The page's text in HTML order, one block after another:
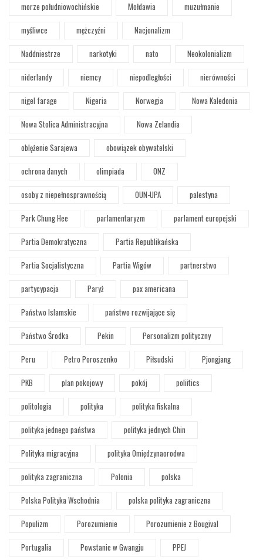
morze południowochińskie
Mołdawia
muzułmanie
myśliwce
mężczyźni
Nacjonalizm
Naddniestrze
narkotyki nato
Neokolonializm
niderlandy
niemcy niepodległości
nierówności
nigel farage
Nigeria Norwegia
Nowa Kaledonia
Nowa Stolica Administracyjna
Nowa Zelandia
oblężenie Sarajewa
obowiązek obywatelski
ochrona danych
olimpiada
ONZ
osoby z niepełnosprawnością
OUN-UPA
palestyna
Park Chung Hee
parlamentaryzm
parlament europejski
Partia Demokratyczna
Partia Republikańska
Partia Socjalistyczna
Partia Wigów
partnerstwo
partycypacja
Paryż
pax americana
Państwo Islamskie
państwo rozwijające się
Państwo Środka
Pekin
Personalizm polityczny
Peru
Petro Poroszenko Piłsudski
Pjongjang
PKB
plan pokojowy pokój
poliitics
politologia
polityka
polityka fiskalna
polityka jednego państwa
polityka jednych Chin
Polityka migracyjna
polityka Omiędzynaorodwa
polityka zagraniczna
Polonia
polska
Polska Polityka Wschodnia
polska polityka zagraniczna
Populizm
Porozumienie
Porozumienie z Bougival
Portugalia
Powstanie w Gwangju PPEJ